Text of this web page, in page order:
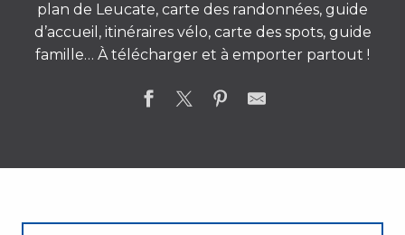
plan de Leucate, carte des randonnées, guide
d’accueil, itinéraires vélo, carte des spots, guide
famille… À télécharger et à emporter partout !